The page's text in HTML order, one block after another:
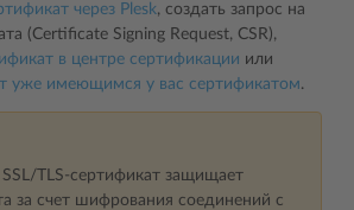
через Plesk, создать запрос на
(Certificate Signing Request, CSR),
в центре сертификации или
уже имеющимся у вас сертификатом.
TLS-сертификат защищает
за счет шифрования соединений с